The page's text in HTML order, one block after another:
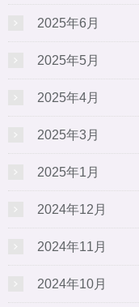
2025年6月
2025年5月
2025年4月
2025年3月
2025年1月
2024年12月
2024年11月
2024年10月